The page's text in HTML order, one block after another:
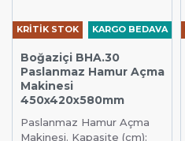
KARGO BEDAVA
KRİTİK STOK
Boğaziçi BHA.30
Paslanmaz Hamur Açma
Makinesi
450x420x580mm
Paslanmaz Hamur Açma
Makinesi. Kapasite (cm):